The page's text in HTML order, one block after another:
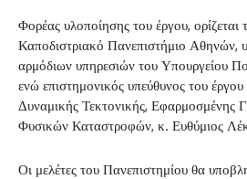
Φορέας υλοποίησης του έργου, ορίζεται
Καποδιστριακό Πανεπιστήμιο Αθηνών,
αρμόδιων υπηρεσιών του Υπουργείου
ενώ επιστημονικός υπεύθυνος του
Δυναμικής Τεκτονικής, Εφαρμοσμένης
Φυσικών Καταστροφών, κ. Ευθύμιος
Οι μελέτες του Πανεπιστημίου θα